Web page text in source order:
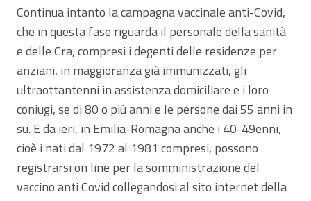
Continua intanto la campagna vaccinale anti-Covid,
che in questa fase riguarda il personale della sanità
e delle Cra, compresi i degenti delle residenze per
anziani, in maggioranza già immunizzati, gli
ultraottantenni in assistenza domiciliare e i loro
coniugi, se di 80 o più anni e le persone dai 55 anni in
su. E da ieri, in Emilia-Romagna anche i 40-49enni,
cioè i nati dal 1972 al 1981 compresi, possono
registrarsi on line per la somministrazione del
vaccino anti Covid collegandosi al sito internet della